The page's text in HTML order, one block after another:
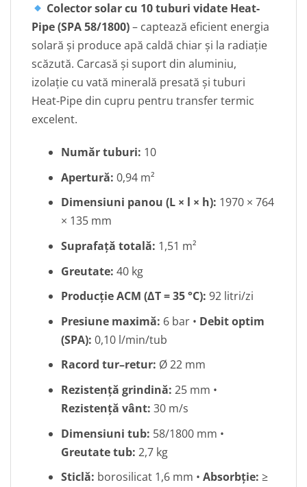
Colector solar cu 10 tuburi vidate Heat-
Pipe (SPA 58/1800)– captează eficient energia
solară și produce apă caldă chiar și la radiație
scăzută. Carcasă și suport din aluminiu,
izolație cu vată minerală presată și tuburi
Heat-Pipe din cupru pentru transfer termic
excelent.
Număr tuburi: 10
Apertură: 0,94 m²
Dimensiuni panou (L × l × h): 1970 × 764
× 135 mm
Suprafață totală: 1,51 m²
Greutate: 40 kg
Producție ACM (ΔT = 35 °C): 92 litri/zi
Presiune maximă: 6 bar • Debit optim
(SPA): 0,10 l/min/tub
Racord tur–retur: Ø 22 mm
Rezistență grindină: 25 mm •
Rezistență vânt: 30 m/s
Dimensiuni tub: 58/1800 mm •
Greutate tub: 2,7 kg
Sticlă: borosilicat 1,6 mm • Absorbție: ≥